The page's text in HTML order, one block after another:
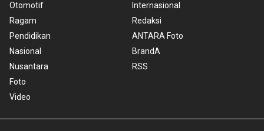
Otomotif
Ragam
Pendidikan
Nasional
Nusantara
Foto
Video
Internasional
Redaksi
ANTARA Foto
BrandA
RSS